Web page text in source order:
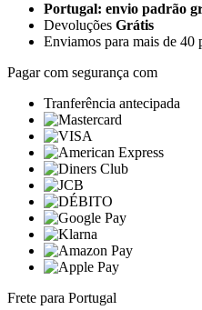
Portugal: envio padrão
Devoluções Grátis
Enviamos para mais de 40
Pagar com segurança com
Tranferência antecipada
Frete para Portugal